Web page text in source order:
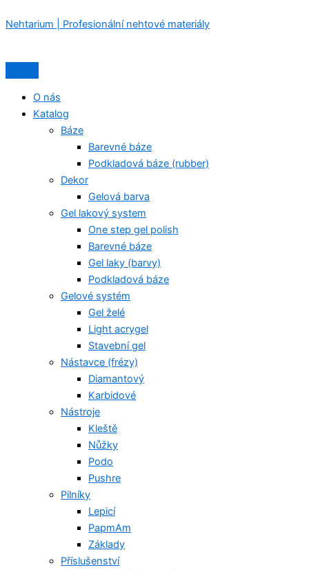
na
Nehtarium | Profesionální nehtové materiály
O nás
Katalog
Báze
Barevné báze
Podkladová báze (rubber)
Dekor
Gelová barva
Gel lakový system
One step gel polish
Barevné báze
Gel laky (barvy)
Podkladová báze
Gelové systém
Gel želé
Light acrygel
Stavební gel
Nástavce (frézy)
Diamantový
Karbidové
Nástroje
Kleště
Nůžky
Podo
Pushre
Pilníky
Lepicí
PapmAm
Základy
Příslušenství
kleštičky
STALEKS